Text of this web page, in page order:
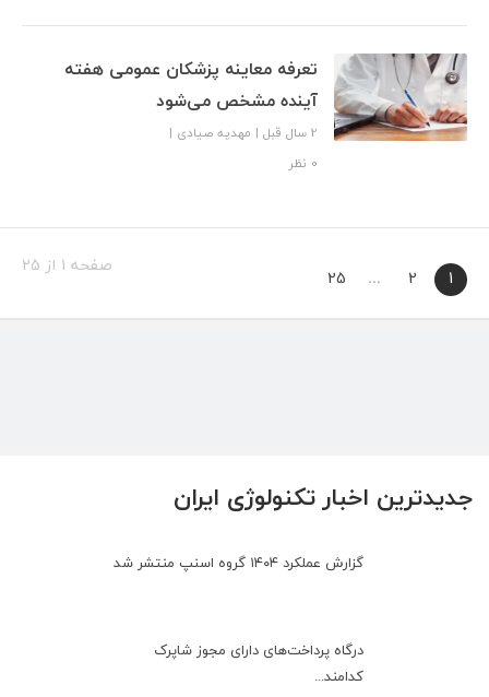
جدیدترین اخبار تکنولوژی ایران
گزارش عملکرد ۱۴۰۴ گروه اسنپ منتشر شد
درگاه پرداخت‌های دارای مجوز شاپرک
کدامند...
تعرفه معاینه پزشکان عمومی هفته
آینده مشخص می‌شود
2 سال قبل | مهدیه صیادی |
۰ نظر
1
2
…
25 صفحه 1 از 25